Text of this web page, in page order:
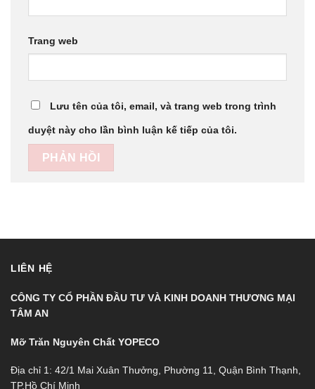
Trang web
Lưu tên của tôi, email, và trang web trong trình
duyệt này cho lần bình luận kế tiếp của tôi.
LIÊN HỆ
CÔNG TY CỔ PHẦN ĐẦU TƯ VÀ KINH DOANH THƯƠNG MẠI
TÂM AN
Mỡ Trăn Nguyên Chất YOPECO
Địa chỉ 1: 42/1 Mai Xuân Thưởng, Phường 11, Quận Bình Thạnh,
TP.Hồ Chí Minh